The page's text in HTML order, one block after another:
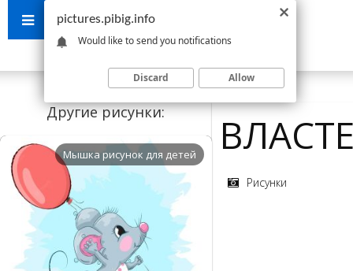
Другие рисунки:
Мышка рисунок для детей
Рисунки
pictures.pibig.info
Would like to send you notifications
Discard Allow